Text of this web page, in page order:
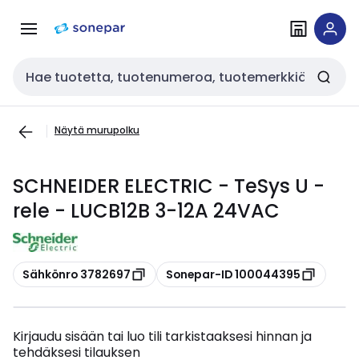
navigointiinsisältöön
Haku
Näytä murupolku
SCHNEIDER ELECTRIC - TeSys U -
rele - LUCB12B 3-12A 24VAC
Kopioi
Sähkönro 3782697 Kopioi
Sonepar-ID 100044395
Kirjaudu sisään tai luo tili tarkistaaksesi hinnan ja
tehdäksesi tilauksen